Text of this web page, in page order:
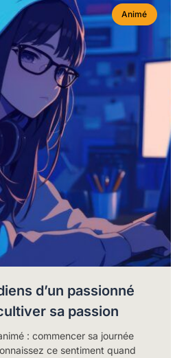
Animé
d’un passionné
sa passion
: commencer sa journée
ce sentiment quand